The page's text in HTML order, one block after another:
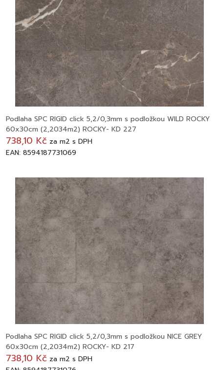
Podlaha SPC RIGID click 5,2/0,3mm s podložkou WILD ROCKY
60x30cm (2,2034m2) ROCKY- KD 227
738,10 Kč za m2 s DPH
EAN: 8594187731069
Podlaha SPC RIGID click 5,2/0,3mm s podložkou NICE GREY
60x30cm (2,2034m2) ROCKY- KD 217
738,10 Kč za m2 s DPH